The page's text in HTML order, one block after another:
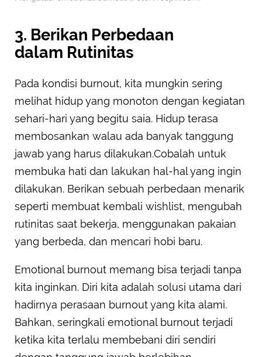
3. Berikan Perbedaan
dalam Rutinitas
Pada kondisi burnout, kita mungkin sering
melihat hidup yang monoton dengan kegiatan
sehari-hari yang begitu saia. Hidup terasa
membosankan walau ada banyak tanggung
jawab yang harus dilakukan.Cobalah untuk
membuka hati dan lakukan hal-hal yang ingin
dilakukan. Berikan sebuah perbedaan menarik
seperti membuat kembali wishlist, mengubah
rutinitas saat bekerja, menggunakan pakaian
yang berbeda, dan mencari hobi baru.
Emotional burnout memang bisa terjadi tanpa
kita inginkan. Diri kita adalah solusi utama dari
hadirnya perasaan burnout yang kita alami.
Bahkan, seringkali emotional burnout terjadi
ketika kita terlalu membebani diri sendiri